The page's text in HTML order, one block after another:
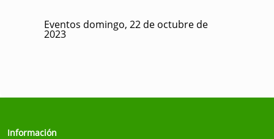
Eventos domingo, 22 de octubre de
2023
Información